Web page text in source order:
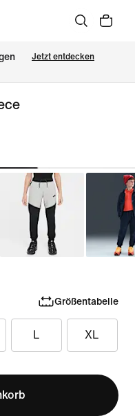
Jetzt entdecken
Größentabelle
L XL